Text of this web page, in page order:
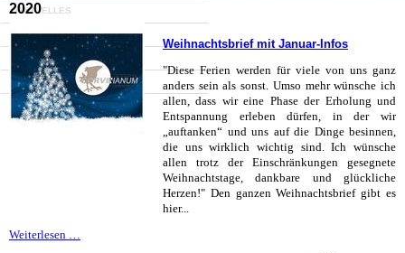
Aktuelles
Wir über uns
Lernangebote
Beratung/Service
Kontakt
2020
Weihnachtsbrief mit Januar-Infos
"Diese Ferien werden für viele von uns ganz
anders sein als sonst. Umso mehr wünsche ich
allen, dass wir eine Phase der Erholung und
Entspannung erleben dürfen, in der wir
„auftanken“ und uns auf die Dinge besinnen,
die uns wirklich wichtig sind. Ich wünsche
allen trotz der Einschränkungen gesegnete
Weihnachtstage, dankbare und glückliche
Herzen!" Den ganzen Weihnachtsbrief gibt es
hier...
Weiterlesen …